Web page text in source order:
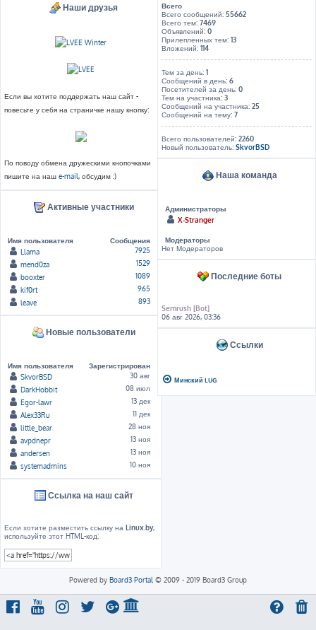
Наши друзья
Если вы хотите поддержать наш сайт -
повесьте у себя на страничке нашу кнопку:
По поводу обмена дружескими кнопочками
пишите на наш e-mail, обсудим :)
Активные участники
Имя пользователя
Сообщения
Llama
7925
mend0za
1529
booxter
1089
kif0rt
965
leave
893
Новые пользователи
Имя пользователя
Зарегистрирован
SkvorBSD
30 авг
DarkHobbit
08 июл
Egor-lawr
13 дек
Alex33Ru
11 дек
little_bear
28 ноя
avpdnepr
13 ноя
andersen
13 ноя
systemadmins
10 ноя
Ссылка на наш сайт
Если хотите разместить ссылку на Linux.by,
используйте этот HTML-код:
Всего
Всего сообщений:55662
Всего тем:7469
Объявлений:0
Прилепленных тем:13
Вложений:114
Тем за день:1
Сообщений в день:6
Посетителей за день:0
Тем на участника:3
Сообщений на участника:25
Сообщений на тему:7
Всего пользователей:2260
Новый пользователь:SkvorBSD
Наша команда
Администраторы
X-Stranger
Модераторы
Нет Модераторов
Последние боты
Semrush [Bot]
06 авг 2026, 03:36
Ссылки
Минский LUG
Powered by Board3 Portal © 2009 - 2019 Board3 Group